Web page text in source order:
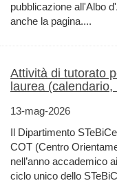
pubblicazione all'Albo
anche la pagina....
Attività di tutorato
laurea (calendario,
13-mag-2026
Il Dipartimento
COT (Centro
nell’anno accademico
ciclo unico dello